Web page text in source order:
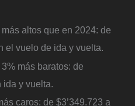
altos que en 2024: de
el vuelo de ida y vuelta.
más baratos: de
ida y vuelta.
caros: de $3’349.723 a